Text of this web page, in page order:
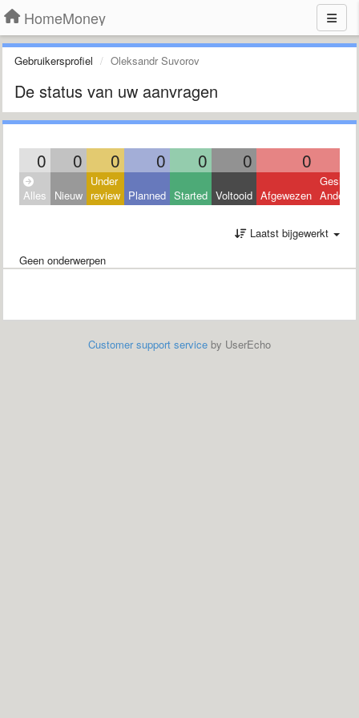
HomeMoney
Gebruikersprofiel Oleksandr Suvorov
De status van uw aanvragen
0 0 0 0 0 0 0
Alles Nieuw
Under
review Planned Started Voltooid Afgewezen Andere
Laatst bijgewerkt
Geen onderwerpen
Customer support service by UserEcho